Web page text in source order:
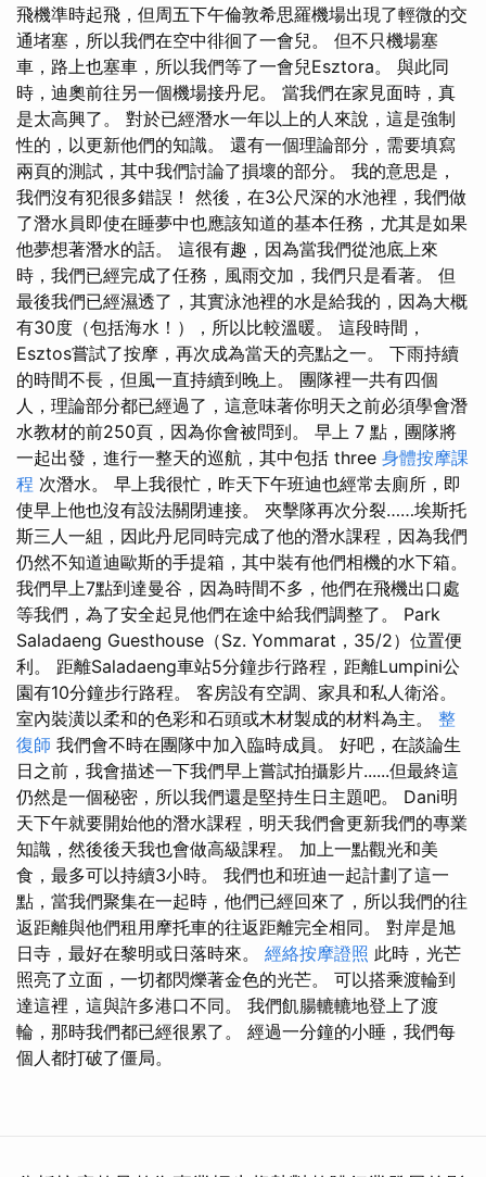
飛機準時起飛，但周五下午倫敦希思羅機場出現了輕微的交
通堵塞，所以我們在空中徘徊了一會兒。 但不只機場塞
車，路上也塞車，所以我們等了一會兒Esztora。 與此同
時，迪奧前往另一個機場接丹尼。 當我們在家見面時，真
是太高興了。 對於已經潛水一年以上的人來說，這是強制
性的，以更新他們的知識。 還有一個理論部分，需要填寫
兩頁的測試，其中我們討論了損壞的部分。 我的意思是，
我們沒有犯很多錯誤！ 然後，在3公尺深的水池裡，我們做
了潛水員即使在睡夢中也應該知道的基本任務，尤其是如果
他夢想著潛水的話。 這很有趣，因為當我們從池底上來
時，我們已經完成了任務，風雨交加，我們只是看著。 但
最後我們已經濕透了，其實泳池裡的水是給我的，因為大概
有30度（包括海水！），所以比較溫暖。 這段時間，
Esztos嘗試了按摩，再次成為當天的亮點之一。 下雨持續
的時間不長，但風一直持續到晚上。 團隊裡一共有四個
人，理論部分都已經過了，這意味著你明天之前必須學會潛
水教材的前250頁，因為你會被問到。 早上 7 點，團隊將
一起出發，進行一整天的巡航，其中包括 three 身體按摩課
程 次潛水。 早上我很忙，昨天下午班迪也經常去廁所，即
使早上他也沒有設法關閉連接。 夾擊隊再次分裂……埃斯托
斯三人一組，因此丹尼同時完成了他的潛水課程，因為我們
仍然不知道迪歐斯的手提箱，其中裝有他們相機的水下箱。
我們早上7點到達曼谷，因為時間不多，他們在飛機出口處
等我們，為了安全起見他們在途中給我們調整了。 Park
Saladaeng Guesthouse（Sz. Yommarat，35/2）位置便
利。 距離Saladaeng車站5分鐘步行路程，距離Lumpini公
園有10分鐘步行路程。 客房設有空調、家具和私人衛浴。
室內裝潢以柔和的色彩和石頭或木材製成的材料為主。 整
復師 我們會不時在團隊中加入臨時成員。 好吧，在談論生
日之前，我會描述一下我們早上嘗試拍攝影片......但最終這
仍然是一個秘密，所以我們還是堅持生日主題吧。 Dani明
天下午就要開始他的潛水課程，明天我們會更新我們的專業
知識，然後後天我也會做高級課程。 加上一點觀光和美
食，最多可以持續3小時。 我們也和班迪一起計劃了這一
點，當我們聚集在一起時，他們已經回來了，所以我們的往
返距離與他們租用摩托車的往返距離完全相同。 對岸是旭
日寺，最好在黎明或日落時來。 經絡按摩證照 此時，光芒
照亮了立面，一切都閃爍著金色的光芒。 可以搭乘渡輪到
達這裡，這與許多港口不同。 我們飢腸轆轆地登上了渡
輪，那時我們都已經很累了。 經過一分鐘的小睡，我們每
個人都打破了僵局。